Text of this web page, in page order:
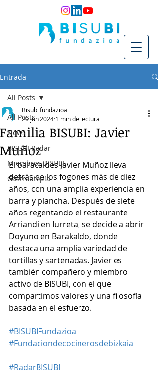
Entrada
All Posts
News
BISUBI Radar
Miembros BISUBI
Gastroutopía
All Posts
Familia BISUBI: Javier
Muñoz
Bisubi fundazioa
20 jun 2024 1 min de lectura
El baracaldés Javier Muñoz lleva
detrás de los fogones más de diez
años, con una amplia experiencia en
barra y plancha. Después de siete
años regentando el restaurante
Arriandi en Iurreta, se decide a abrir
Doyuno en Barakaldo, donde
destaca una amplia variedad de
tortillas y sartenadas. Javier es
también compañero y miembro
activo de BISUBI, con el que
compartimos valores y una filosofía
basada en el esfuerzo.
#BISUBIFundazioa
#Fundaciondecocinerosdebizkaia
#RadarBISUBI